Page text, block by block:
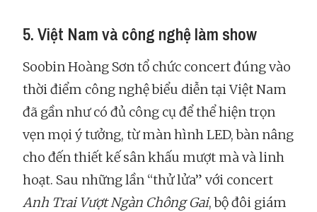
5. Việt Nam và công nghệ làm show
Soobin Hoàng Sơn tổ chức concert đúng vào
thời điểm công nghệ biểu diễn tại Việt Nam
đã gần như có đủ công cụ để thể hiện trọn
vẹn mọi ý tưởng, từ màn hình LED, bàn nâng
cho đến thiết kế sân khấu mượt mà và linh
hoạt. Sau những lần “thử lửa” với concert
Anh Trai Vượt Ngàn Chông Gai, bộ đôi giám